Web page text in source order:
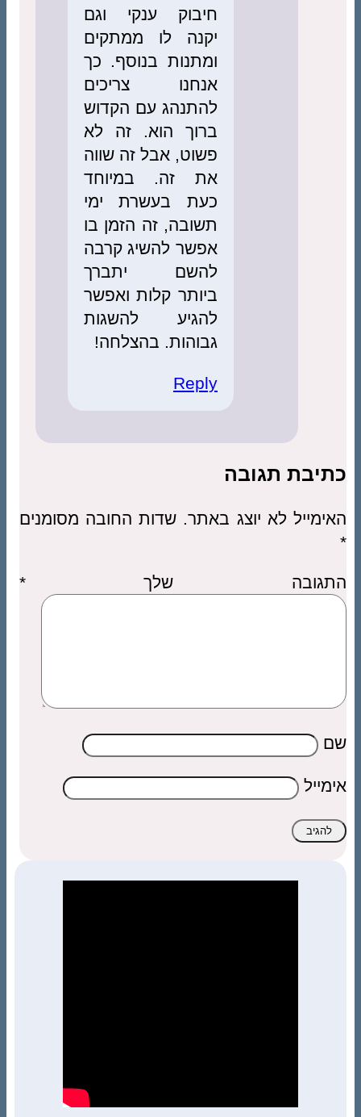
חיבוק ענקי וגם
יקנה לו ממתקים
ומתנות בנוסף. כך
אנחנו צריכים
להתנהג עם הקדוש
ברוך הוא. זה לא
פשוט, אבל זה שווה
את זה. במיוחד
כעת בעשרת ימי
תשובה, זה הזמן בו
אפשר להשיג קרבה
להשם יתברך
ביותר קלות ואפשר
להגיע להשגות
גבוהות. בהצלחה!
Reply
כתיבת תגובה
האימייל לא יוצג באתר. שדות החובה מסומנים
*
התגובה שלך*
שם
אימייל